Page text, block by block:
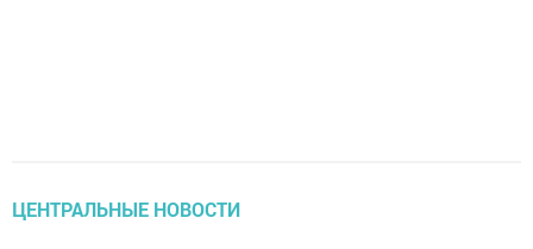
ЦЕНТРАЛЬНЫЕ НОВОСТИ